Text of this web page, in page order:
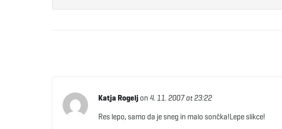
Katja Rogeljon 4. 11. 2007 at 23:22
Res lepo, samo da je sneg in malo sončka!Lepe slikce!